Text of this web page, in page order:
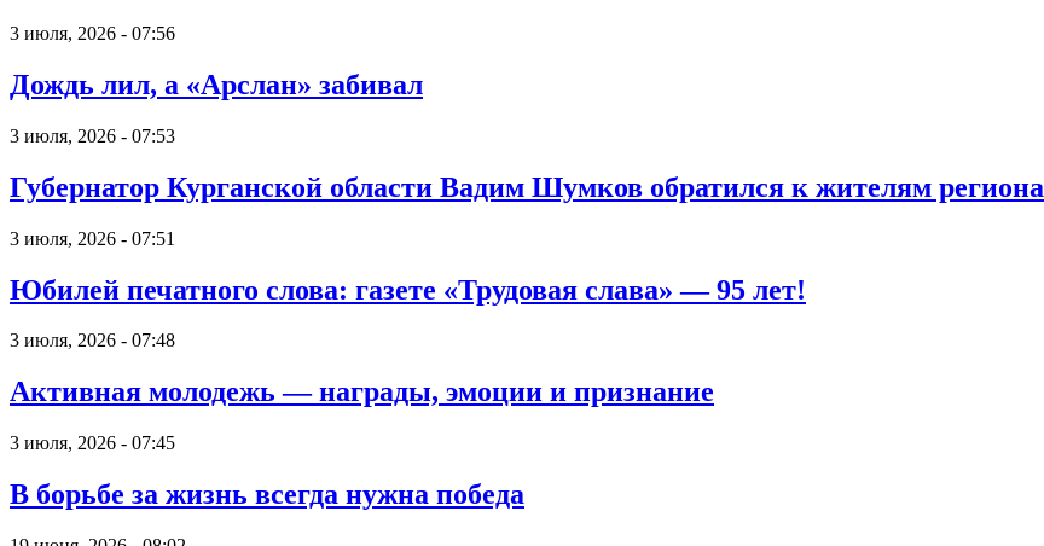
3 июля, 2026 - 07:56
Дождь лил, а «Арслан» забивал
3 июля, 2026 - 07:53
Губернатор Курганской области Вадим Шумков обратился к жителям региона
3 июля, 2026 - 07:51
Юбилей печатного слова: газете «Трудовая слава» — 95 лет!
3 июля, 2026 - 07:48
Активная молодежь — награды, эмоции и признание
3 июля, 2026 - 07:45
В борьбе за жизнь всегда нужна победа